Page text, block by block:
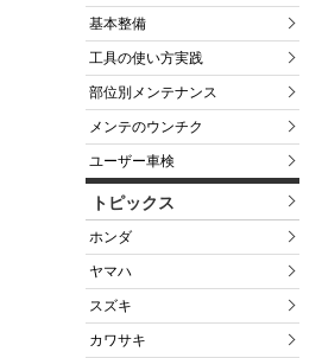
基本整備
工具の使い方実践
部位別メンテナンス
メンテのウンチク
ユーザー車検
トピックス
ホンダ
ヤマハ
スズキ
カワサキ